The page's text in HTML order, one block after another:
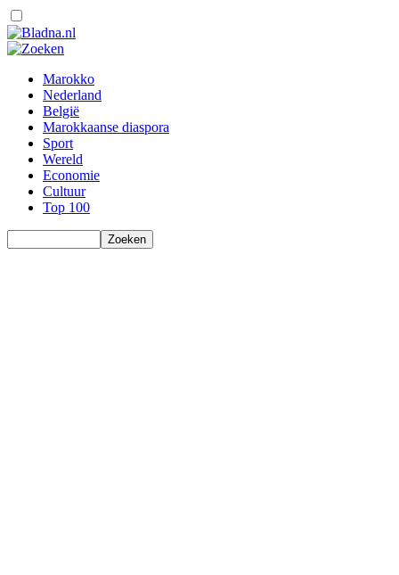
Marokko
Nederland
België
Marokkaanse diaspora
Sport
Wereld
Economie
Cultuur
Top 100